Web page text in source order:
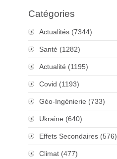
Catégories
Actualités (7344)
Santé (1282)
Actualité (1195)
Covid (1193)
Géo-Ingénierie (733)
Ukraine (640)
Effets Secondaires (576)
Climat (477)